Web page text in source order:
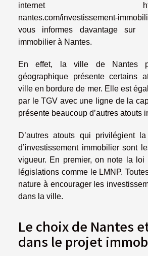
internet
nantes.com/investissement-
vous informes davantage sur
immobilier à Nantes.
En effet, la ville de Nantes
géographique présente certains
ville en bordure de mer. Elle est
par le TGV avec une ligne de la
présente beaucoup d’autres atouts
D’autres atouts qui privilégient
d’investissement immobilier sont
vigueur. En premier, on note la loi
législations comme le LMNP.
nature à encourager les
dans la ville.
Le choix de Nantes
dans le projet